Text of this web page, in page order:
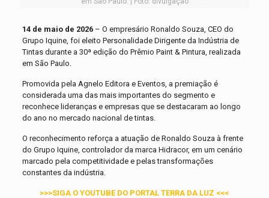
14 de maio de 2026– O empresário Ronaldo Souza, CEO do
Grupo Iquine, foi eleito Personalidade Dirigente da Indústria de
Tintas durante a 30ª edição do Prêmio Paint & Pintura, realizada
em São Paulo.
Promovida pela Agnelo Editora e Eventos, a premiação é
considerada uma das mais importantes do segmento e
reconhece lideranças e empresas que se destacaram ao longo
do ano no mercado nacional de tintas.
O reconhecimento reforça a atuação de Ronaldo Souza à frente
do Grupo Iquine, controlador da marca Hidracor, em um cenário
marcado pela competitividade e pelas transformações
constantes da indústria.
>>>SIGA O YOUTUBE DO PORTAL TERRA DA LUZ <<<